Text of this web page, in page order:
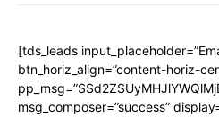
[tds_leads
btn_horiz_align=”content-horiz-
msg_composer=”success”